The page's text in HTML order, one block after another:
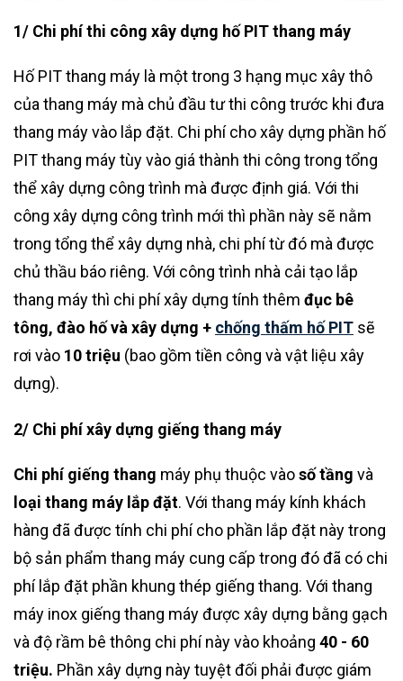
1/ Chi phí thi công xây dựng hố PIT thang máy
Hố PIT thang máy là một trong 3 hạng mục xây thô
của thang máy mà chủ đầu tư thi công trước khi đưa
thang máy vào lắp đặt. Chi phí cho xây dựng phần hố
PIT thang máy tùy vào giá thành thi công trong tổng
thể xây dựng công trình mà được định giá. Với thi
công xây dựng công trình mới thì phần này sẽ nằm
trong tổng thể xây dựng nhà, chi phí từ đó mà được
chủ thầu báo riêng. Với công trình nhà cải tạo lắp
thang máy thì chi phí xây dựng tính thêm đục bê
tông, đào hố và xây dựng + chống thấm hố PIT sẽ
rơi vào 10 triệu (bao gồm tiền công và vật liệu xây
dựng).
2/ Chi phí xây dựng giếng thang máy
Chi phí giếng thang máy phụ thuộc vàosố tầng và
loại thang máy lắp đặt. Với thang máy kính khách
hàng đã được tính chi phí cho phần lắp đặt này trong
bộ sản phẩm thang máy cung cấp trong đó đã có chi
phí lắp đặt phần khung thép giếng thang. Với thang
máy inox giếng thang máy được xây dựng bằng gạch
và độ rầm bê thông chi phí này vào khoảng 40 - 60
triệu. Phần xây dựng này tuyệt đối phải được giám